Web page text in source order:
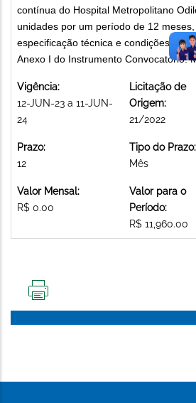
contínua do Hospital Metropolitano
unidades por um período de 12
especificação técnica e condições
Anexo I do Instrumento Convocatório.
Vigência:
12-JUN-23 a 11-JUN-
24
Licitação de
Origem:
21/2022
Prazo:
12
Tipo do Prazo:
Mês
Valor Mensal:
R$ 0.00
Valor para o
Período:
R$ 11,960.00
PÁGINA